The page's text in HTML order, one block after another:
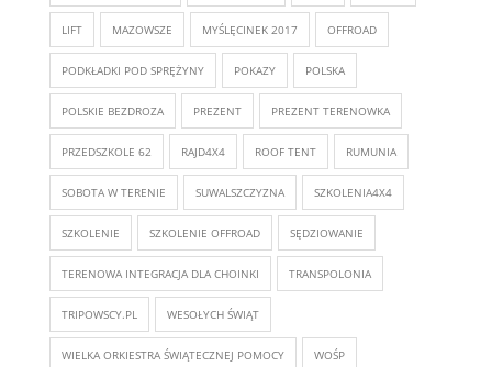
LIFT MAZOWSZE MYŚLĘCINEK 2017 OFFROAD
PODKŁADKI POD SPRĘŻYNY POKAZY POLSKA
POLSKIE BEZDROZA PREZENT PREZENT TERENOWKA
PRZEDSZKOLE 62 RAJD4X4 ROOF TENT RUMUNIA
SOBOTA W TERENIE SUWALSZCZYZNA SZKOLENIA4X4
SZKOLENIE SZKOLENIE OFFROAD SĘDZIOWANIE
TERENOWA INTEGRACJA DLA CHOINKI TRANSPOLONIA
TRIPOWSCY.PL WESOŁYCH ŚWIĄT
WIELKA ORKIESTRA ŚWIĄTECZNEJ POMOCY WOŚP